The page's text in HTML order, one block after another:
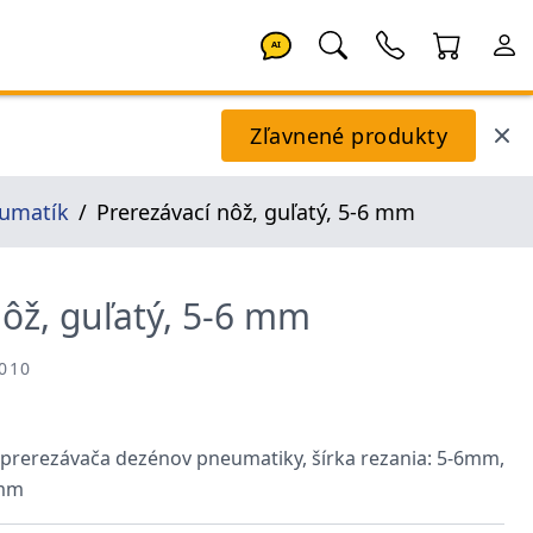
AI
Zľavnené produkty
Prerezávací nôž, guľatý, 5-6 mm
guľatý, 5-6 mm
dezénov pneumatiky, šírka rezania: 5-6mm,